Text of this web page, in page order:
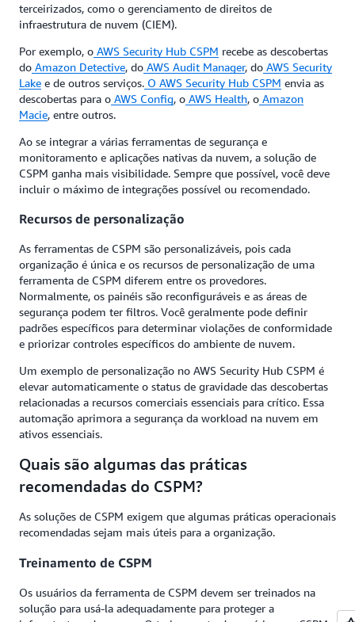
terceirizados, como o gerenciamento de direitos de
infraestrutura de nuvem (CIEM).
Por exemplo, o AWS Security Hub CSPM recebe as descobertas
do Amazon Detective, do AWS Audit Manager, do AWS Security
Lake e de outros serviços. O AWS Security Hub CSPM envia as
descobertas para o AWS Config, o AWS Health, o Amazon
Macie, entre outros.
Ao se integrar a várias ferramentas de segurança e
monitoramento e aplicações nativas da nuvem, a solução de
CSPM ganha mais visibilidade. Sempre que possível, você deve
incluir o máximo de integrações possível ou recomendado.
Recursos de personalização
As ferramentas de CSPM são personalizáveis, pois cada
organização é única e os recursos de personalização de uma
ferramenta de CSPM diferem entre os provedores.
Normalmente, os painéis são reconfiguráveis e as áreas de
segurança podem ter filtros. Você geralmente pode definir
padrões específicos para determinar violações de conformidade
e priorizar controles específicos do ambiente de nuvem.
Um exemplo de personalização no AWS Security Hub CSPM é
elevar automaticamente o status de gravidade das descobertas
relacionadas a recursos comerciais essenciais para crítico. Essa
automação aprimora a segurança da workload na nuvem em
ativos essenciais.
Quais são algumas das práticas
recomendadas do CSPM?
As soluções de CSPM exigem que algumas práticas operacionais
recomendadas sejam mais úteis para a organização.
Treinamento de CSPM
Os usuários da ferramenta de CSPM devem ser treinados na
solução para usá-la adequadamente para proteger a